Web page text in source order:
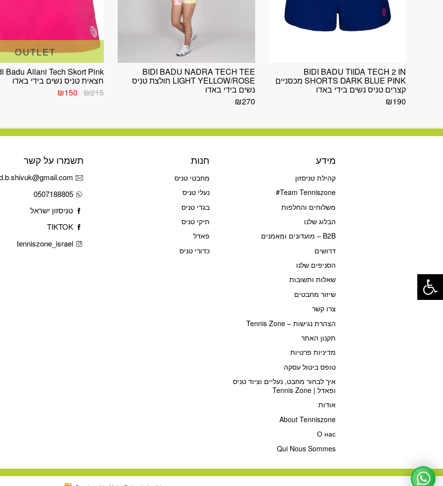
BIDI BADU TIIDA TECH 2 IN
SHORTS DARK BLUE PINK מכסניים
קצרים טניס נשים בידי באדו
₪190
BIDI BADU NADRA TECH TEE
LIGHT YELLOW/ROSE חולצת טניס
נשים בידי באדו
₪270
OUTLET
Badu Ailani Tech Skort Pink
חצאית טניס נשים בידי באדו
₪215 המחיר₪150
מידע
קהילת טניסזון
Team Tenniszone#
משלוחים והחלפות
הבלוג שלנו
B2B – מועדונים ומאמנים
דרושים
הסניפים שלנו
שאלות ותשובות
שיזור מחבטים
צרו קשר
הצהרת נגישות – Tennis Zone
תקנון האתר
מדיניות פרטיות
טופס ביטול עסקה
איך לבחור מחבט, נעליים וציוד טניס
ופאדל | Tennis Zone
אודות
About Tenniszone
О нас
Qui Nous Sommes
חנות
מחבטי טניס
נעלי טניס
בגדי טניס
תיקי טניס
פאדל
כדורי טניס
תשמרו על קשר
0507188805
טניסזון ישראל
TIKTOK
tenniszone_israel
פתח סרגל נגישות